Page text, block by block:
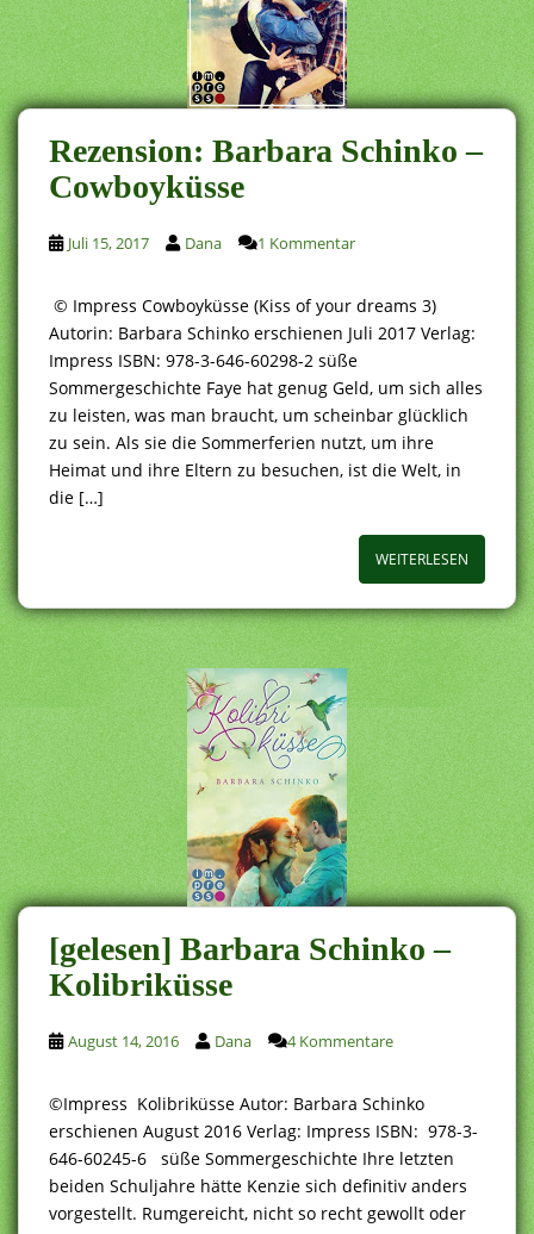
Rezension: Barbara Schinko –
Cowboyküsse
Juli 15, 2017 Dana 1 Kommentar
© Impress Cowboyküsse (Kiss of your dreams 3)
Autorin: Barbara Schinko erschienen Juli 2017 Verlag:
Impress ISBN: 978-3-646-60298-2 süße
Sommergeschichte Faye hat genug Geld, um sich alles
zu leisten, was man braucht, um scheinbar glücklich
zu sein. Als sie die Sommerferien nutzt, um ihre
Heimat und ihre Eltern zu besuchen, ist die Welt, in
die […]
WEITERLESEN
[gelesen] Barbara Schinko –
Kolibriküsse
August 14, 2016 Dana 4 Kommentare
©Impress Kolibriküsse Autor: Barbara Schinko
erschienen August 2016 Verlag: Impress ISBN: 978-3-
646-60245-6 süße Sommergeschichte Ihre letzten
beiden Schuljahre hätte Kenzie sich definitiv anders
vorgestellt. Rumgereicht, nicht so recht gewollt oder